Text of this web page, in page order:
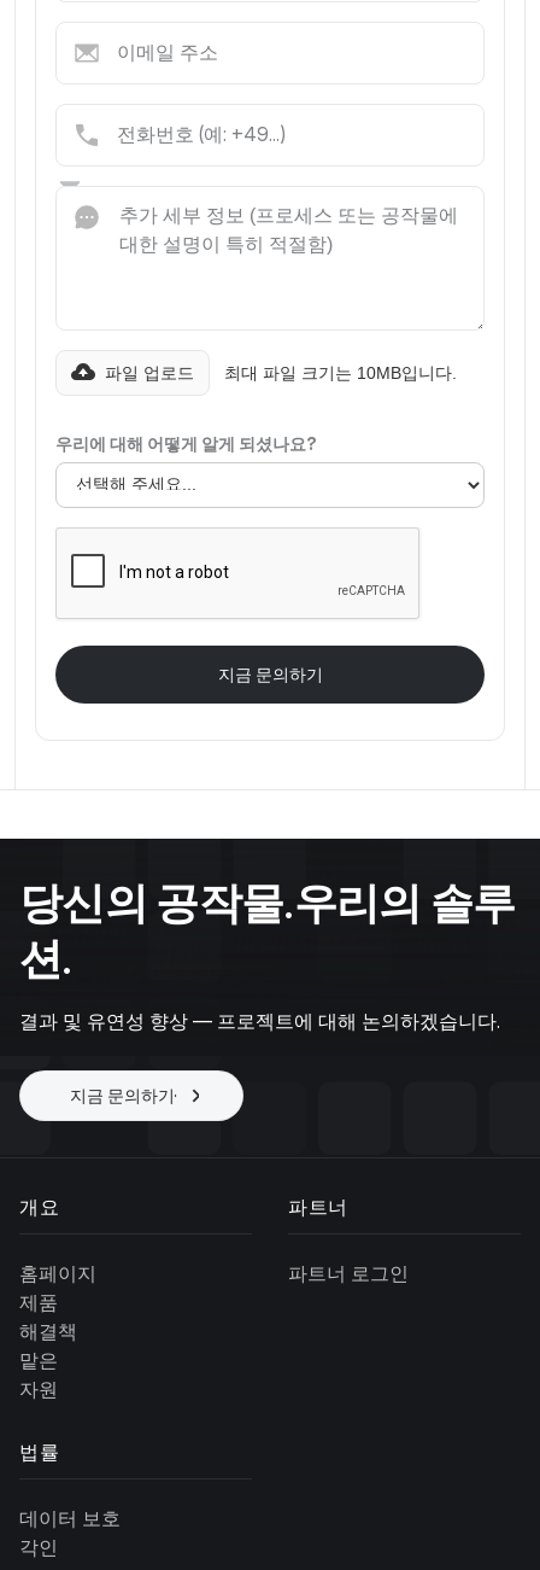
파일 업로드 최대 파일 크기는 10MB입니다.
우리에 대해 어떻게 알게 되셨나요?
당신의 공작물.우리의 솔루
션.
결과 및 유연성 향상 — 프로젝트에 대해 논의하겠습니다.
지금 문의하기
프로젝트 시작
개요
홈페이지
제품
해결책
맡은
자원
파트너
파트너 로그인
법률
데이터 보호
각인